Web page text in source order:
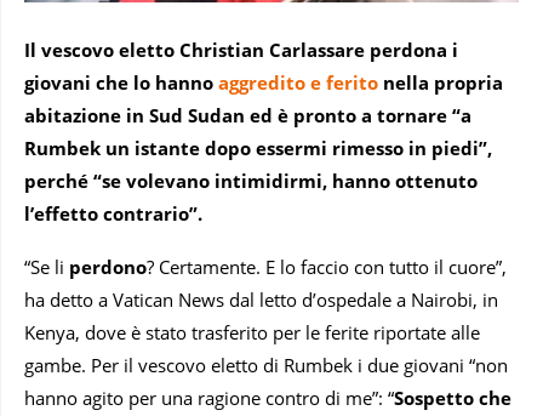
Il vescovo eletto Christian Carlassare perdona i
giovani che lo hanno aggredito e ferito nella propria
abitazione in Sud Sudan ed è pronto a tornare “a
Rumbek un istante dopo essermi rimesso in piedi”,
perché “se volevano intimidirmi, hanno ottenuto
l’effetto contrario”.
“Se li perdono? Certamente. E lo faccio con tutto il cuore”,
ha detto a Vatican News dal letto d’ospedale a Nairobi, in
Kenya, dove è stato trasferito per le ferite riportate alle
gambe. Per il vescovo eletto di Rumbek i due giovani “non
hanno agito per una ragione contro di me”: “Sospetto che